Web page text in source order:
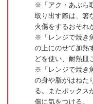
「アク・あぶ
取り出す際は、箸
火傷をするおそれ
「レンジで焼
の上にのせて加熱
どを使い、耐熱皿
「レンジで焼
の身や脂がはねた
る。またボックス
傷に気をつける。